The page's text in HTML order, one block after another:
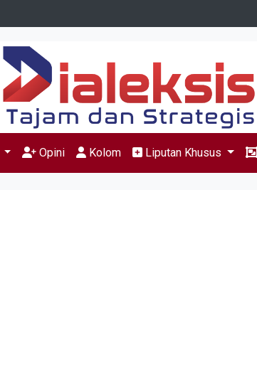
Opini Kolom Liputan Khusus